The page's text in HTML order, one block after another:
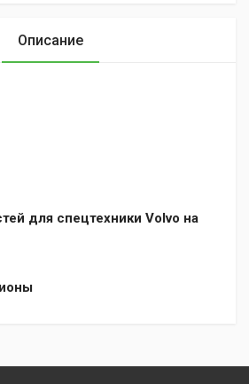
Описание
для спецтехники Volvo на